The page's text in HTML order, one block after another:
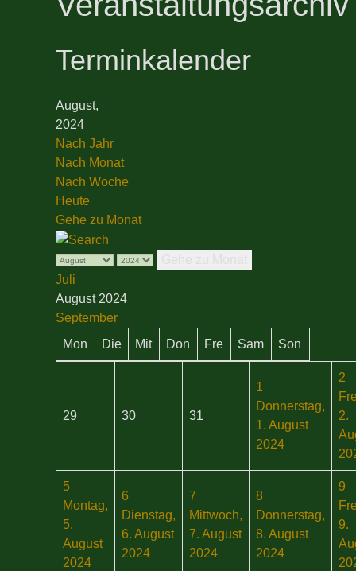
Terminkalender
August,
2024
Nach Jahr
Nach Monat
Nach Woche
Heute
Gehe zu Monat
Juli
August 2024
September
Mon
Die Mit Don Fre Sam Son
29 30 31
1
Donnerstag,
1. August
2024
2
2.
5
Montag,
5.
August
2024
6
Dienstag,
6. August
2024
7
Mittwoch,
7. August
2024
8
Donnerstag,
8. August
2024
9
9.